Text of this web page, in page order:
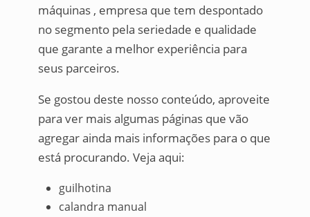
máquinas , empresa que tem despontado
no segmento pela seriedade e qualidade
que garante a melhor experiência para
seus parceiros.
Se gostou deste nosso conteúdo, aproveite
para ver mais algumas páginas que vão
agregar ainda mais informações para o que
está procurando. Veja aqui:
guilhotina
calandra manual